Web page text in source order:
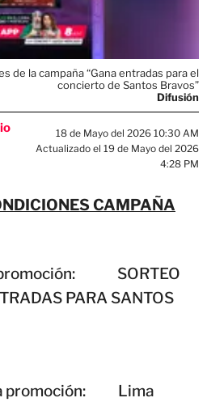
de la campaña “Gana entradas para el
concierto de Santos Bravos”
Difusión
18 de Mayo del 2026 10:30 AM
Actualizado el 19 de Mayo del 2026
4:28 PM
CAMPAÑA
promoción: SORTEO
PARA SANTOS
promoción: Lima